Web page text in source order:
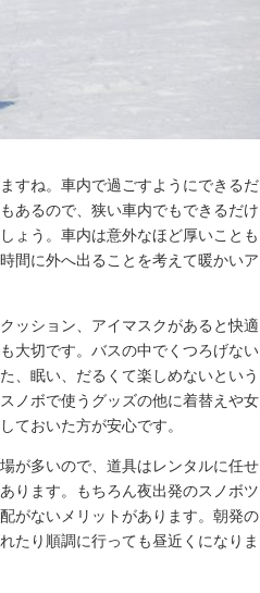
すね。 車内で過ごすようにできるだ
あるので、狭い車内でもできるだけ
ょう。車内は意外なほど厚いことも
間に外へ出ることを考えて暖かいア
ッション、アイマスクがあると快適
大切です。バスの中でくつろげない
、眠い、だるくて楽しめないという
ノボで使うグッズの他に着替えや女
ておいた方が安心です。
が多いので、道具はレンタルに任せ
ります。もちろん夜出発のスノボツ
がないメリットがあります。朝発の
たり順調に行っても昼近くになりま